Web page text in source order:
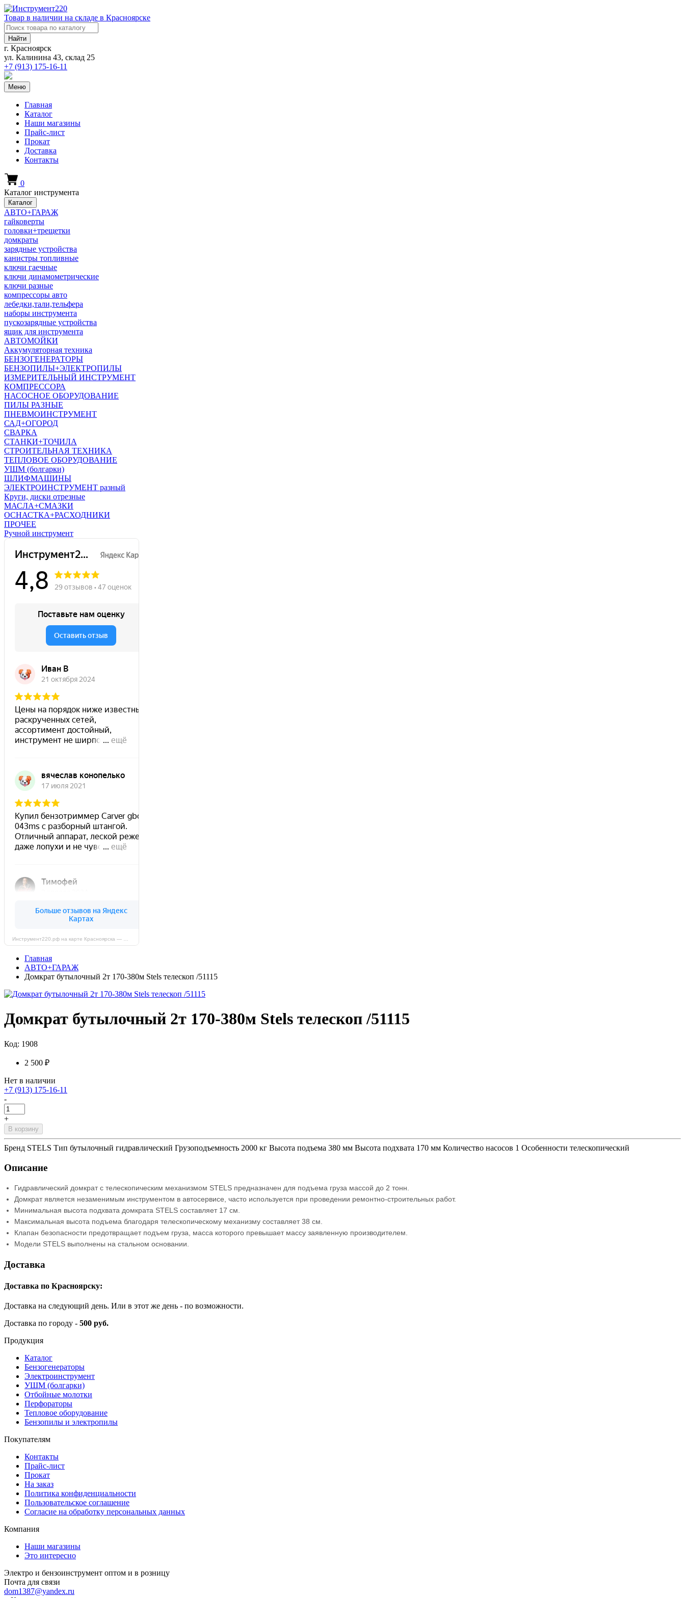
Товар в наличии на складе в Красноярске
Найти
г. Красноярск
ул. Калинина 43, склад 25
+7 (913) 175-16-11
Меню
Главная
Каталог
Наши магазины
Прайс-лист
Прокат
Доставка
Контакты
0
Каталог инструмента
Каталог
АВТО+ГАРАЖ
гайковерты
головки+трещетки
домкраты
зарядные устройства
канистры топливные
ключи гаечные
ключи динамометрические
ключи разные
компрессоры авто
лебедки,тали,тельфера
наборы инструмента
пускозарядные устройства
ящик для инструмента
АВТОМОЙКИ
Аккумуляторная техника
БЕНЗОГЕНЕРАТОРЫ
БЕНЗОПИЛЫ+ЭЛЕКТРОПИЛЫ
ИЗМЕРИТЕЛЬНЫЙ ИНСТРУМЕНТ
КОМПРЕССОРА
НАСОСНОЕ ОБОРУДОВАНИЕ
ПИЛЫ РАЗНЫЕ
ПНЕВМОИНСТРУМЕНТ
САД+ОГОРОД
СВАРКА
СТАНКИ+ТОЧИЛА
СТРОИТЕЛЬНАЯ ТЕХНИКА
ТЕПЛОВОЕ ОБОРУДОВАНИЕ
УШМ (болгарки)
ШЛИФМАШИНЫ
ЭЛЕКТРОИНСТРУМЕНТ разный
Круги, диски отрезные
МАСЛА+СМАЗКИ
ОСНАСТКА+РАСХОДНИКИ
ПРОЧЕЕ
Ручной инструмент
Главная
АВТО+ГАРАЖ
Домкрат бутылочный 2т 170-380м Stels телескоп /51115
Домкрат бутылочный 2т 170-380м Stels телескоп /51115
Код: 1908
2 500 ₽
Нет в наличии
+7 (913) 175-16-11
-
+
В корзину
Бренд STELS Тип бутылочный гидравлический Грузоподъемность 2000 кг Высота подъема 380 мм Высота подхвата 170 мм Количество насосов 1 Особенности телескопический
Описание
Гидравлический домкрат с телескопическим механизмом STELS предназначен для подъема груза массой до 2 тонн.
Домкрат является незаменимым инструментом в автосервисе, часто используется при проведении ремонтно-строительных работ.
Минимальная высота подхвата домкрата STELS составляет 17 см.
Максимальная высота подъема благодаря телескопическому механизму составляет 38 см.
Клапан безопасности предотвращает подъем груза, масса которого превышает массу заявленную производителем.
Модели STELS выполнены на стальном основании.
Доставка
Доставка по Красноярску:
Доставка на следующий день. Или в этот же день - по возможности.
Доставка по городу - 500 руб.
Продукция
Каталог
Бензогенераторы
Электроинструмент
УШМ (болгарки)
Отбойные молотки
Перфораторы
Тепловое оборудование
Бензопилы и электропилы
Покупателям
Контакты
Прайс-лист
Прокат
На заказ
Политика конфиденциальности
Пользовательское соглашение
Согласие на обработку персональных данных
Компания
Наши магазины
Это интересно
Электро и бензоинструмент оптом и в розницу
Почта для связи
dom1387@yandex.ru